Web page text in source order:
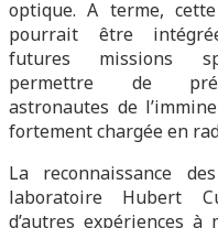
optique. A terme,
pourrait être
futures missions
permettre de
astronautes de
fortement chargée en
La reconnaissance
laboratoire Hubert
d’autres expériences à